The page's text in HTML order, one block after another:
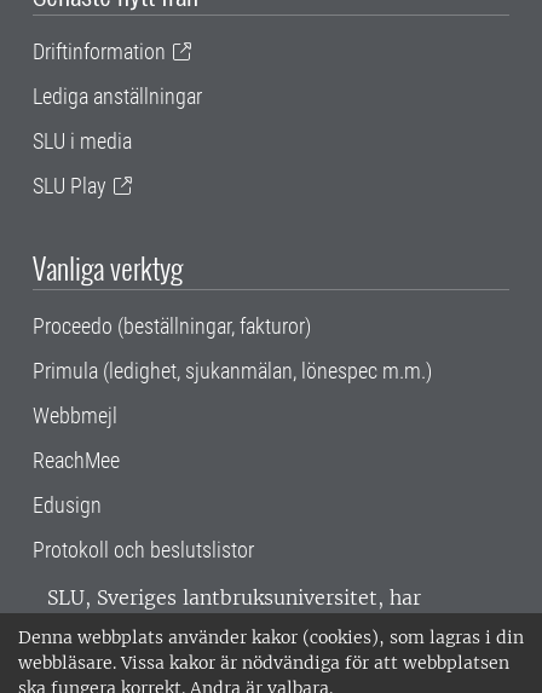
Denna webbplats använder kakor (cookies), som lagras i din
webbläsare. Vissa kakor är nödvändiga för att webbplatsen
ska fungera korrekt. Andra är valbara.
Driftinformation
Lediga anställningar
SLU i media
SLU Play
Vanliga verktyg
Proceedo (beställningar, fakturor)
Primula (ledighet, sjukanmälan, lönespec m.m.)
Webbmejl
ReachMee
Edusign
Protokoll och beslutslistor
SLU, Sveriges lantbruksuniversitet, har
verksamhet över hela Sverige. Huvudorter är
Alnarp, Uppsala och Umeå.SLU är
miljöcertifierat enligt ISO 14001. •